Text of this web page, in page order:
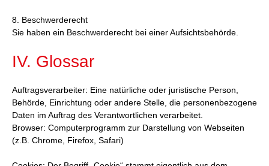
8. Beschwerderecht
Sie haben ein Beschwerderecht bei einer Aufsichtsbehörde.
IV. Glossar
Auftragsverarbeiter: Eine natürliche oder juristische Person,
Behörde, Einrichtung oder andere Stelle, die personenbezogene
Daten im Auftrag des Verantwortlichen verarbeitet.
Browser: Computerprogramm zur Darstellung von Webseiten
(z.B. Chrome, Firefox, Safari)